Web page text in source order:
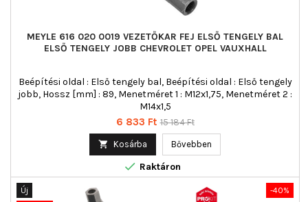
MEYLE 616 020 0019 VEZETŐKAR FEJ ELSŐ TENGELY BAL
ELSŐ TENGELY JOBB CHEVROLET OPEL VAUXHALL
Beépítési oldal : Első tengely bal, Beépítési oldal : Első tengely
jobb, Hossz [mm] : 89, Menetméret 1 : M12x1,75, Menetméret 2 :
M14x1,5
Ár
6 833 Ft Normál
15 184 Ft
 Kosárba Bővebben
 Raktáron
-40%
Új